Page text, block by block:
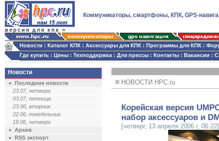
версия для кпк >
Коммуникаторы, смартфоны, КПК, GPS-
Новости : Каталог КПК : Аксессуары для КПК : Программы для КПК :
Где купить : Цены : Техподдержка : Для прессы : Контакты : Вакансии :
Новости
Последние новости
23.07, четверг
03.07, пятница
23.06, вторник
22.06, понедельник
18.06, четверг
Архив
RSS экспорт
НОВОСТИ HPC.ru
Корейская версия
набор аксессуаров и
[четверг, 13 апреля 2006 г, 06:22]